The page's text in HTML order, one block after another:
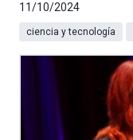
11/10/2024
ciencia y tecnología